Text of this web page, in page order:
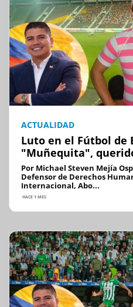
ACTUALIDAD
Luto en el Fútbol de
"Muñequita",
Por Michael Steven Mejía
Defensor de Derechos
Internacional, Abo...
HACE 1 MES